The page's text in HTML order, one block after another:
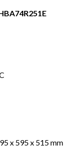
x 595 x 515 mm